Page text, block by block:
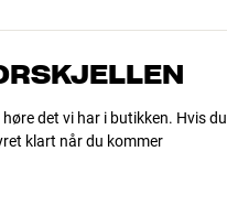
det vi har i butikken. Hvis du
klart når du kommer